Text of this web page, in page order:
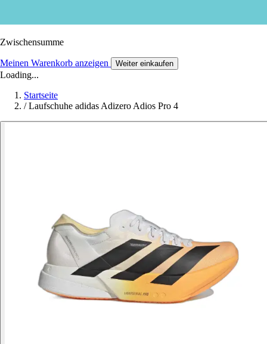
Zwischensumme
Meinen Warenkorb anzeigen Weiter einkaufen
Loading...
Startseite
/ Laufschuhe adidas Adizero Adios Pro 4